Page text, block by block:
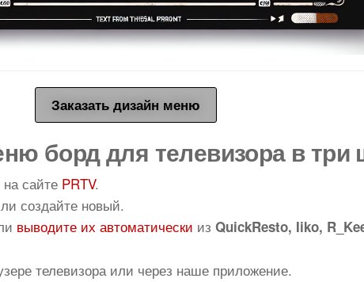
Заказать дизайн меню
борд для телевизора в три
сайте PRTV.
создайте новый.
выводите их автоматически из QuickResto, Iiko,
телевизора или через наше приложение.